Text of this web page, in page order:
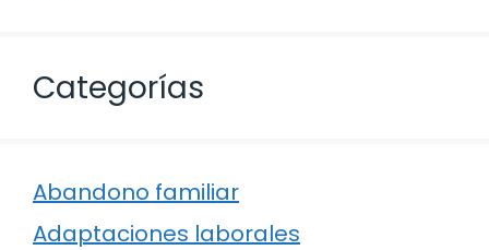
Categorías
Abandono familiar
Adaptaciones laborales